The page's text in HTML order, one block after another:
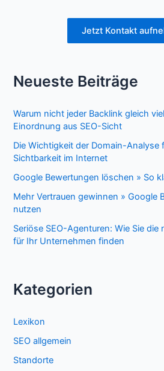
Jetzt Kontakt
Neueste Beiträge
Warum nicht jeder Backlink gleich
Einordnung aus SEO-Sicht
Die Wichtigkeit der Domain-Analyse
Sichtbarkeit im Internet
Google Bewertungen löschen » So
Mehr Vertrauen gewinnen » Google
nutzen
Seriöse SEO-Agenturen: Wie Sie
für Ihr Unternehmen finden
Kategorien
Lexikon
SEO allgemein
Standorte